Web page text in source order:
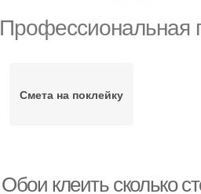
Профессиональная
Смета на поклейку
Обои клеить сколько